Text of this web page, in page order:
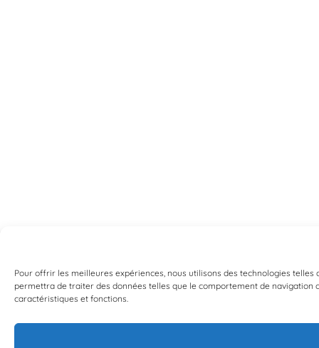
Pour offrir les meilleures expériences, nous utilisons des technologies
permettra de traiter des données telles que le comportement de
caractéristiques et fonctions.